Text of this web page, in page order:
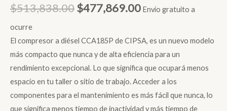
$513,838.00Original
was:
$513,838.00.
$477,869.00Current
is:
$477,869.00.
Envío gratuito a
ocurre
El compresor a diésel CCA185P de CIPSA, es un nuevo modelo
más compacto que nunca y de alta eficiencia para un
rendimiento excepcional. Lo que significa que ocupará menos
espacio en tu taller o sitio de trabajo. Acceder a los
componentes para el mantenimiento es más fácil que nunca, lo
que significa menos tiempo de inactividad y más tiempo de